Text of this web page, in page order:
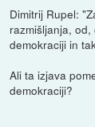
Dimitrij Rupel:
razmišljanja,
demokraciji in
Ali ta izjava
demokraciji?